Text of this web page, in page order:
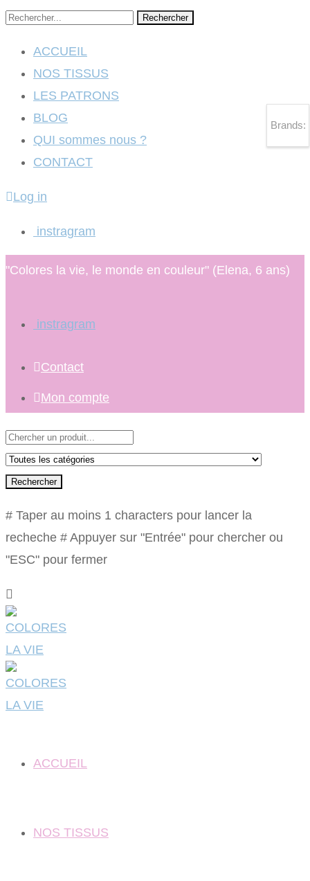
Rechercher
ACCUEIL
NOS TISSUS
LES PATRONS
BLOG
QUI sommes nous ?
CONTACT
Log in
instragram
"Colores la vie, le monde en couleur" (Elena, 6 ans)
instragram
Contact
Mon compte
Rechercher
# Taper au moins 1 characters pour lancer la
recheche # Appuyer sur "Entrée" pour chercher ou
"ESC" pour fermer
ACCUEIL
NOS TISSUS
Brands: